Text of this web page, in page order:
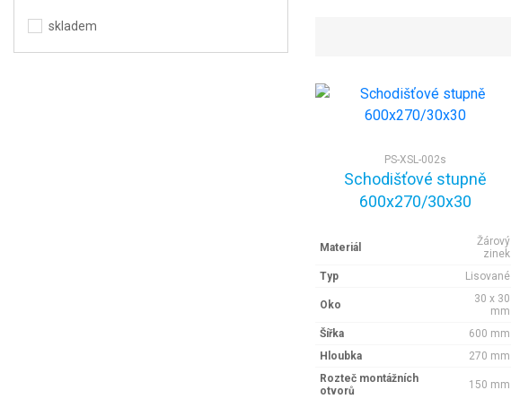
skladem
PS-XSL-002s
Schodišťové stupně
600x270/30x30
Materiál
Žárový
zinek
Typ
Lisované
Oko
30 x 30
mm
Šířka
600 mm
Hloubka
270 mm
Rozteč montážních
otvorů
150 mm